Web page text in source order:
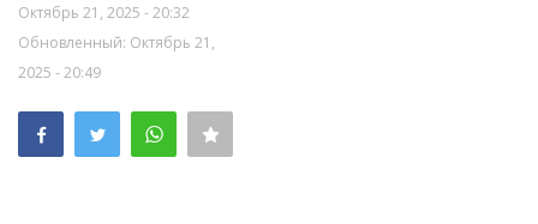
Октябрь 21, 2025 - 20:32
Обновленный: Октябрь 21,
2025 - 20:49